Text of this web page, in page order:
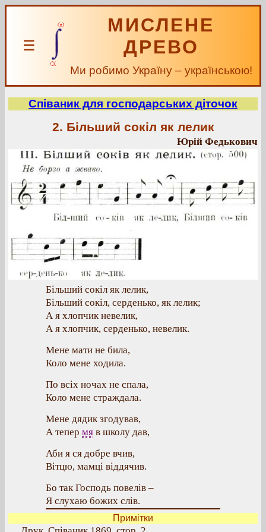
☰
МИСЛЕНЕ
ДРЕВО
Ми робимо Україну – українською!
Співаник для господарських діточок
2. Більший сокіл як лелик
Юрій Федькович
Більший сокіл як лелик,
Більший сокіл, серденько, як лелик;
А я хлопчик невелик,
А я хлопчик, серденько, невелик.
Мене мати не била,
Коло мене ходила.
По всіх ночах не спала,
Коло мене страждала.
Мене дядик згодував,
А тепер мя в школу дав,
Аби я ся добре вчив,
Вітцю, мамці віддячив.
Бо так Господь повелів –
Я слухаю божих слів.
Примітки